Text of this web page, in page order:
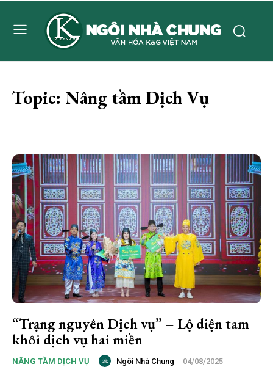
Topic: Nâng tầm Dịch Vụ
“Trạng nguyên Dịch vụ” – Lộ diện tam
khôi dịch vụ hai miền
NÂNG TẦM DỊCH VỤ Ngôi Nhà Chung - 04/08/2025